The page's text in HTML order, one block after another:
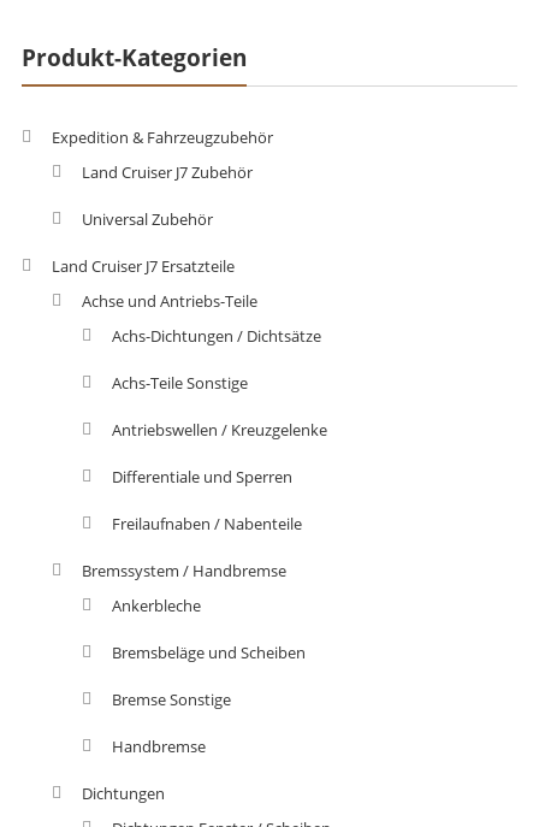
Produkt-Kategorien
Expedition & Fahrzeugzubehör
Land Cruiser J7 Zubehör
Universal Zubehör
Land Cruiser J7 Ersatzteile
Achse und Antriebs-Teile
Achs-Dichtungen / Dichtsätze
Achs-Teile Sonstige
Antriebswellen / Kreuzgelenke
Differentiale und Sperren
Freilaufnaben / Nabenteile
Bremssystem / Handbremse
Ankerbleche
Bremsbeläge und Scheiben
Bremse Sonstige
Handbremse
Dichtungen